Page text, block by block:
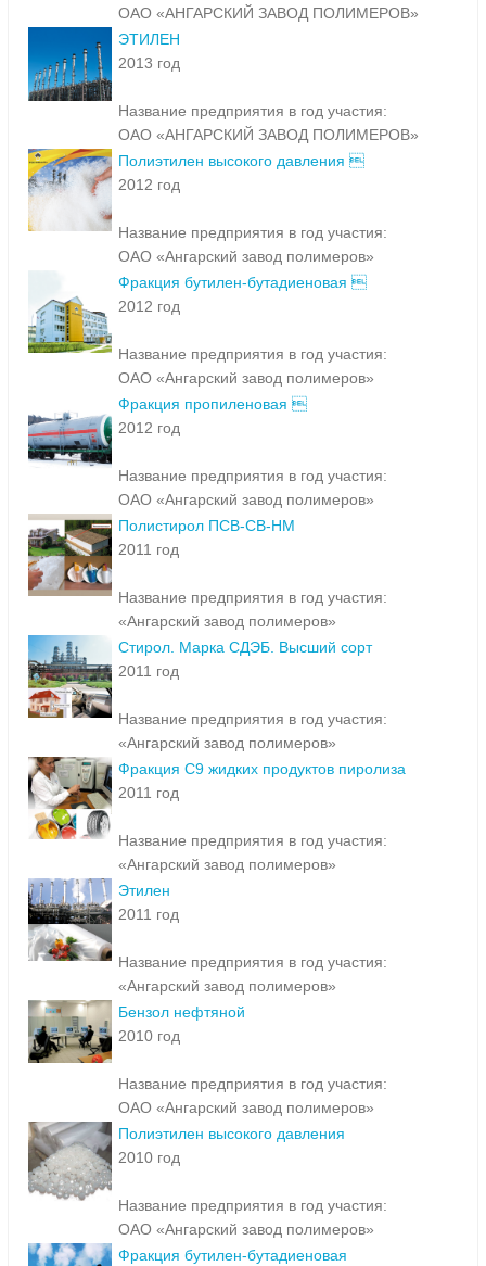
ОАО «АНГАРСКИЙ ЗАВОД ПОЛИМЕРОВ»
ЭТИЛЕН
2013 год
Название предприятия в год участия:
ОАО «АНГАРСКИЙ ЗАВОД ПОЛИМЕРОВ»
Полиэтилен высокого давления 
2012 год
Название предприятия в год участия:
ОАО «Ангарский завод полимеров»
Фракция бутилен-бутадиеновая 
2012 год
Название предприятия в год участия:
ОАО «Ангарский завод полимеров»
Фракция пропиленовая 
2012 год
Название предприятия в год участия:
ОАО «Ангарский завод полимеров»
Полистирол ПСВ-СВ-НМ
2011 год
Название предприятия в год участия:
«Ангарский завод полимеров»
Стирол. Марка СДЭБ. Высший сорт
2011 год
Название предприятия в год участия:
«Ангарский завод полимеров»
Фракция С9 жидких продуктов пиролиза
2011 год
Название предприятия в год участия:
«Ангарский завод полимеров»
Этилен
2011 год
Название предприятия в год участия:
«Ангарский завод полимеров»
Бензол нефтяной
2010 год
Название предприятия в год участия:
ОАО «Ангарский завод полимеров»
Полиэтилен высокого давления
2010 год
Название предприятия в год участия:
ОАО «Ангарский завод полимеров»
Фракция бутилен-бутадиеновая